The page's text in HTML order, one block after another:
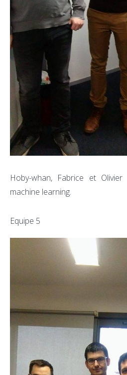
Hoby-whan, Fabrice et
machine learning.
Equipe 5